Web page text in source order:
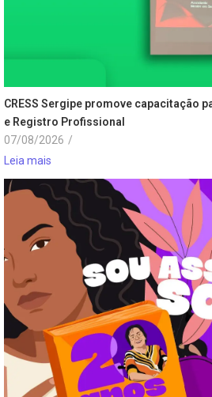
CRESS Sergipe promove capacitação
e Registro Profissional
07/08/2026 /
Leia mais